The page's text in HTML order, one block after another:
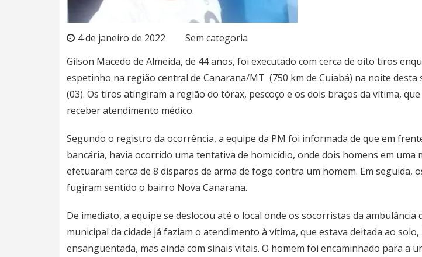
4 de janeiro de 2022
Sem categoria
Gilson Macedo de Almeida, de 44 anos, foi executado com cerca de oito tiros
espetinho na região central de Canarana/MT (750 km de Cuiabá) na noite desta
(03). Os tiros atingiram a região do tórax, pescoço e os dois braços da vítima,
receber atendimento médico.
Segundo o registro da ocorrência, a equipe da PM foi informada de que em
bancária, havia ocorrido uma tentativa de homicídio, onde dois homens em uma
efetuaram cerca de 8 disparos de arma de fogo contra um homem. Em seguida,
fugiram sentido o bairro Nova Canarana.
De imediato, a equipe se deslocou até o local onde os socorristas da ambulância
municipal da cidade já faziam o atendimento à vítima, que estava deitada ao
ensanguentada, mas ainda com sinais vitais. O homem foi encaminhado para a